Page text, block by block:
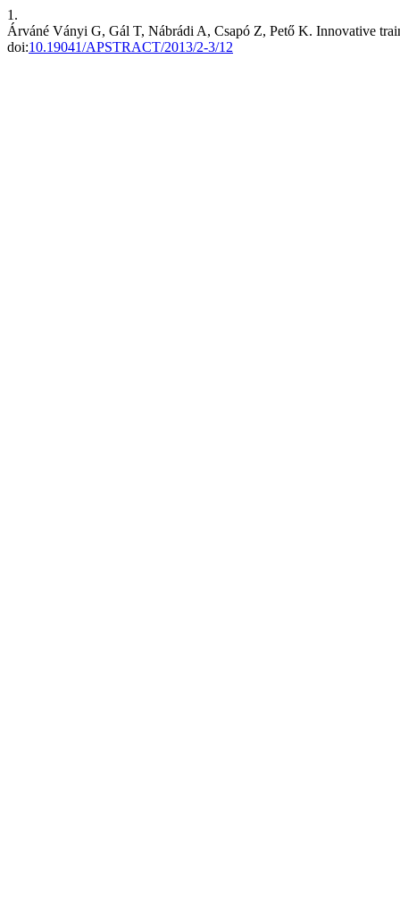
1.
Árváné Ványi G, Gál T, Nábrádi A, Csapó Z, Pető K. Innovative
doi:10.19041/APSTRACT/2013/2-3/12